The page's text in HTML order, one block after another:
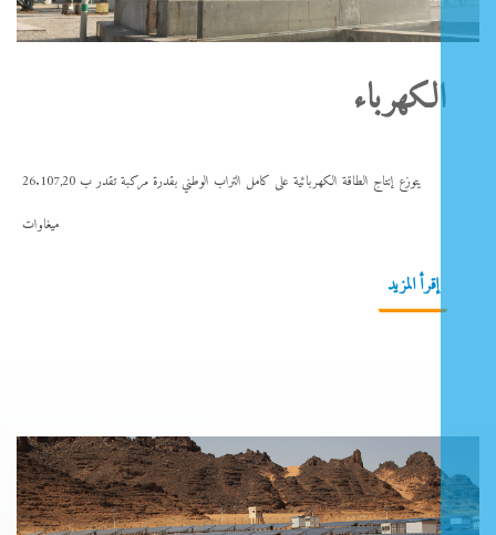
الكهرباء
يتوزع إنتاج الطاقة الكهربائية على كامل التراب الوطني بقدرة مركبة تقدر ب 26.107,20
ميغاوات
إقرأ المزيد